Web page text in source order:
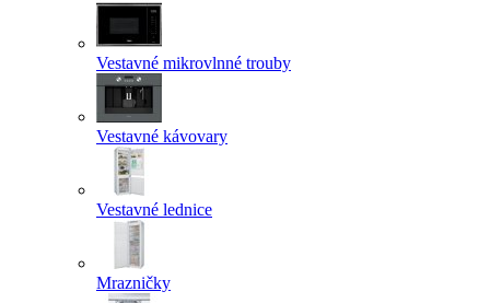
Vestavné mikrovlnné trouby
Vestavné kávovary
Vestavné lednice
Mrazničky